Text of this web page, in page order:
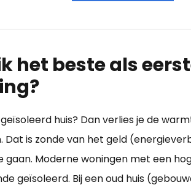
het beste als
huis? Dan verlies je de
Dat is zonde van het geld
gaan. Moderne woningen met een
geïsoleerd. Bij een oud huis